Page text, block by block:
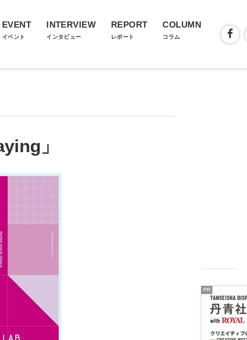
EVENT
イベント
INTERVIEW
インタビュー
REPORT
レポート
COLUMN
コラム
」
PR